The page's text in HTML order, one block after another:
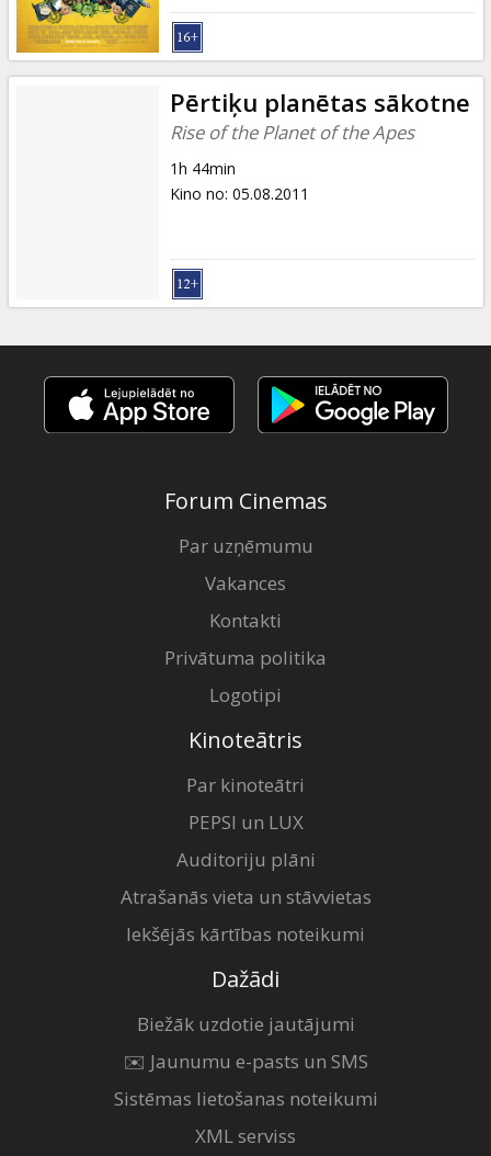
Pērtiķu planētas sākotne
Rise of the Planet of the Apes
1h 44min
Kino no: 05.08.2011
Forum Cinemas
Par uzņēmumu
Vakances
Kontakti
Privātuma politika
Logotipi
Kinoteātris
Par kinoteātri
PEPSI un LUX
Auditoriju plāni
Atrašanās vieta un stāvvietas
Iekšējās kārtības noteikumi
Dažādi
Biežāk uzdotie jautājumi
✉️ Jaunumu e-pasts un SMS
Sistēmas lietošanas noteikumi
XML serviss